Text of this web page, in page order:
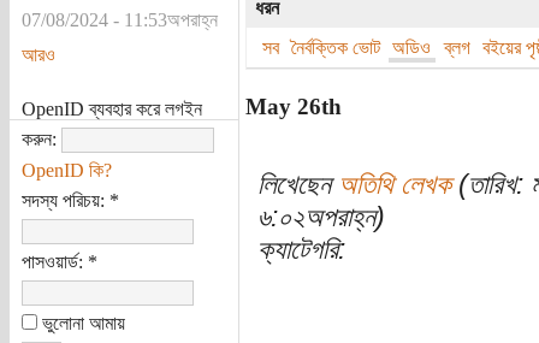
07/08/2024 - 11:53অপরাহ্ন
আরও
OpenID ব্যবহার করে লগইন
করুন:
OpenID কি?
সদস্য পরিচয়: *
পাসওয়ার্ড: *
ভুলোনা আমায়
ধরন
সব
নৈর্বক্তিক ভোট অডিও ব্লগ বইয়ের
May 26th
লিখেছেন অতিথি লেখক(তারিখ:
৬:০২অপরাহ্ন)
ক্যাটেগরি: